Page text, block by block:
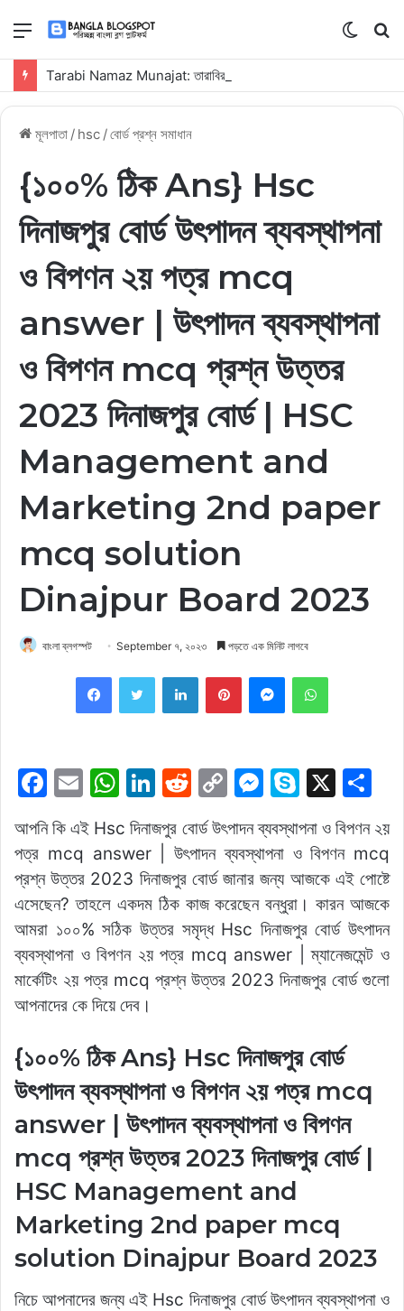
মেনু
Switch
skin
মূলপাতা / hsc /বোর্ড প্রশ্ন সমাধান
{১০০% ঠিক Ans} Hsc
দিনাজপুর বোর্ড উৎপাদন ব্যবস্থাপনা
ও বিপণন ২য় পত্র mcq
answer | উৎপাদন ব্যবস্থাপনা
ও বিপণন mcq প্রশ্ন উত্তর
2023 দিনাজপুর বোর্ড | HSC
Management and
Marketing 2nd paper
mcq solution
Dinajpur Board 2023
বাংলা ব্লগস্পট September ৭, ২০২৩ পড়তে এক মিনিট লাগবে
FacebookTwitterLinkedInPinterestMessengerWhatsApp
F
a
c
e
b
o
o
k
E
ai
l
W
h
at
s
A
p
p
Li
k
e
dI
n
R
e
d
di
t
C
p
y
Li
n
k
M
s
s
e
n
g
er
S
y
p
e
X
ar
e
আপনি কি এই Hsc দিনাজপুর বোর্ড উৎপাদন ব্যবস্থাপনা ও বিপণন ২য়
পত্র mcq answer | উৎপাদন ব্যবস্থাপনা ও বিপণন mcq
প্রশ্ন উত্তর 2023 দিনাজপুর বোর্ড জানার জন্য আজকে এই পোষ্টে
এসেছেন? তাহলে একদম ঠিক কাজ করেছেন বন্ধুরা। কারন আজকে
আমরা ১০০% সঠিক উত্তর সমৃদ্ধ Hsc দিনাজপুর বোর্ড উৎপাদন
ব্যবস্থাপনা ও বিপণন ২য় পত্র mcq answer | ম্যানেজমেন্ট ও
মার্কেটিং ২য় পত্র mcq প্রশ্ন উত্তর 2023 দিনাজপুর বোর্ড গুলো
আপনাদের কে দিয়ে দেব।
{১০০% ঠিক Ans} Hsc দিনাজপুর বোর্ড
উৎপাদন ব্যবস্থাপনা ও বিপণন ২য় পত্র mcq
answer | উৎপাদন ব্যবস্থাপনা ও বিপণন
mcq প্রশ্ন উত্তর 2023 দিনাজপুর বোর্ড |
HSC Management and
Marketing 2nd paper mcq
solution Dinajpur Board 2023
নিচে আপনাদের জন্য এই Hsc দিনাজপুর বোর্ড উৎপাদন ব্যবস্থাপনা ও